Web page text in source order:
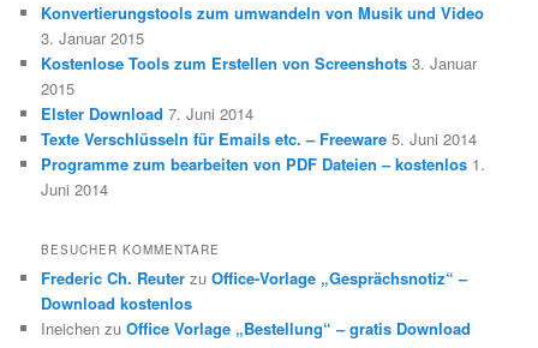
Konvertierungstools zum umwandeln von Musik und Video
3. Januar 2015
Kostenlose Tools zum Erstellen von Screenshots 3. Januar
2015
Elster Download 7. Juni 2014
Texte Verschlüsseln für Emails etc. – Freeware 5. Juni 2014
Programme zum bearbeiten von PDF Dateien – kostenlos 1.
Juni 2014
BESUCHER KOMMENTARE
Frederic Ch. Reuter zuOffice-Vorlage „Gesprächsnotiz“ –
Download kostenlos
Ineichen zuOffice Vorlage „Bestellung“ – gratis Download